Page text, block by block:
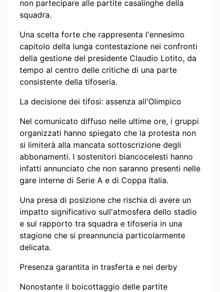
non partecipare alle partite casalinghe della
squadra.
Una scelta forte che rappresenta l'ennesimo
capitolo della lunga contestazione nei confronti
della gestione del presidente Claudio Lotito, da
tempo al centro delle critiche di una parte
consistente della tifoseria.
La decisione dei tifosi: assenza all'Olimpico
Nel comunicato diffuso nelle ultime ore, i gruppi
organizzati hanno spiegato che la protesta non
si limiterà alla mancata sottoscrizione degli
abbonamenti. I sostenitori biancocelesti hanno
infatti annunciato che non saranno presenti nelle
gare interne di Serie A e di Coppa Italia.
Una presa di posizione che rischia di avere un
impatto significativo sull'atmosfera dello stadio
e sul rapporto tra squadra e tifoseria in una
stagione che si preannuncia particolarmente
delicata.
Presenza garantita in trasferta e nei derby
Nonostante il boicottaggio delle partite